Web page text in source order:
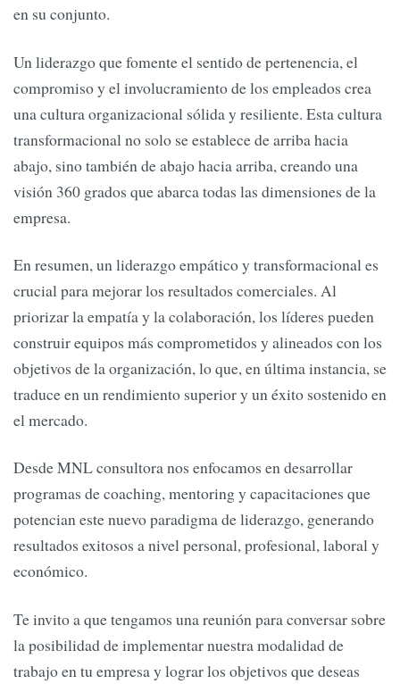
en su conjunto.
Un liderazgo que fomente el sentido de pertenencia, el
compromiso y el involucramiento de los empleados crea
una cultura organizacional sólida y resiliente. Esta cultura
transformacional no solo se establece de arriba hacia
abajo, sino también de abajo hacia arriba, creando una
visión 360 grados que abarca todas las dimensiones de la
empresa.
En resumen, un liderazgo empático y transformacional es
crucial para mejorar los resultados comerciales. Al
priorizar la empatía y la colaboración, los líderes pueden
construir equipos más comprometidos y alineados con los
objetivos de la organización, lo que, en última instancia, se
traduce en un rendimiento superior y un éxito sostenido en
el mercado.
Desde MNL consultora nos enfocamos en desarrollar
programas de coaching, mentoring y capacitaciones que
potencian este nuevo paradigma de liderazgo, generando
resultados exitosos a nivel personal, profesional, laboral y
económico.
Te invito a que tengamos una reunión para conversar sobre
la posibilidad de implementar nuestra modalidad de
trabajo en tu empresa y lograr los objetivos que deseas